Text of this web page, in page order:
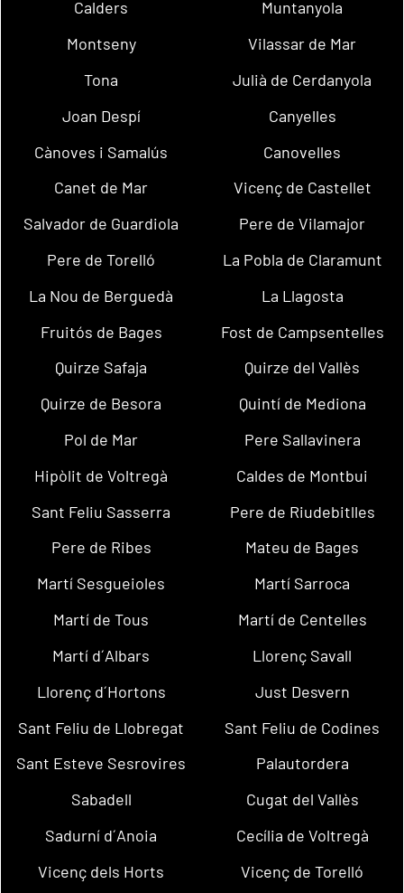
Calders
Muntanyola
Montseny
Vilassar de Mar
Tona
Julià de Cerdanyola
Joan Despí
Canyelles
Cànoves i Samalús
Canovelles
Canet de Mar
Vicenç de Castellet
Salvador de Guardiola
Pere de Vilamajor
Pere de Torelló
La Pobla de Claramunt
La Nou de Berguedà
La Llagosta
Fruitós de Bages
Fost de Campsentelles
Quirze Safaja
Quirze del Vallès
Quirze de Besora
Quintí de Mediona
Pol de Mar
Pere Sallavinera
Hipòlit de Voltregà
Caldes de Montbui
Sant Feliu Sasserra
Pere de Riudebitlles
Pere de Ribes
Mateu de Bages
Martí Sesgueioles
Martí Sarroca
Martí de Tous
Martí de Centelles
Martí d´Albars
Llorenç Savall
Llorenç d´Hortons
Just Desvern
Sant Feliu de Llobregat
Sant Feliu de Codines
Sant Esteve Sesrovires
Palautordera
Sabadell
Cugat del Vallès
Sadurní d´Anoia
Cecília de Voltregà
Vicenç dels Horts
Vicenç de Torelló